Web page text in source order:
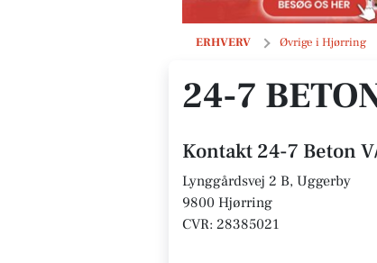
ERHVERV Øvrige i Hjørring
24-7 Beton V/Claus Pedersen-
24-7
Kontakt 24-7 Beton
Lynggårdsvej 2 B, Uggerby
9800 Hjørring
CVR: 28385021